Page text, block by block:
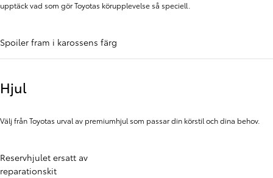
upptäck vad som gör Toyotas körupplevelse så speciell.
Spoiler fram i karossens färg
Hjul
Välj från Toyotas urval av premiumhjul som passar din körstil och dina behov.
Reservhjulet ersatt av
reparationskit